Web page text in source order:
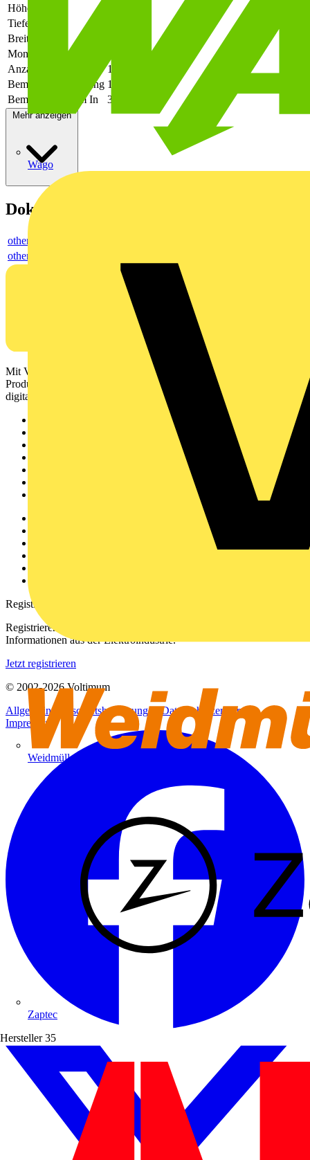
Wago
Weidmüller
Zaptec
Hersteller 35
Höhe
Tiefe
Breite
Montageart
Hutschiene TH35
Anzahl der Etagen
1
Bemessungsspannung 1000
Bemessungsstrom In
353
Mehr anzeigen
Dokumente
others
others
Mit Voltimum erhalten Elektrofachkräfte Zugang zu Branchennews,
Produktinformationen, Schulungen und Tools – alles auf einer
digitalen Plattform und Community.
Registrierung
Registrieren Sie sich kostenlos und erhalten Sie stets aktuelle
Informationen aus der Elektroindustrie.
Jetzt registrieren
© 2002-2026Voltimum
Allgemeine GeschäftsbedingungenDatenschutzerklärung
Impressum